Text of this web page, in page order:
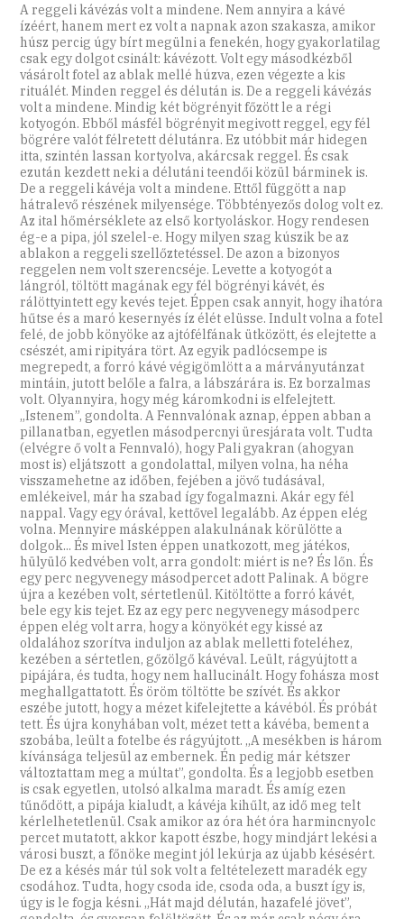
A reggeli kávézás volt a mindene. Nem annyira a kávé
ízéért, hanem mert ez volt a napnak azon szakasza, amikor
húsz percig úgy bírt megülni a fenekén, hogy gyakorlatilag
csak egy dolgot csinált: kávézott. Volt egy másodkézből
vásárolt fotel az ablak mellé húzva, ezen végezte a kis
rituálét. Minden reggel és délután is. De a reggeli kávézás
volt a mindene. Mindig két bögrényit főzött le a régi
kotyogón. Ebből másfél bögrényit megivott reggel, egy fél
bögrére valót félretett délutánra. Ez utóbbit már hidegen
itta, szintén lassan kortyolva, akárcsak reggel. És csak
ezután kezdett neki a délutáni teendői közül bárminek is.
De a reggeli kávéja volt a mindene. Ettől függött a nap
hátralevő részének milyensége. Többtényezős dolog volt ez.
Az ital hőmérséklete az első kortyoláskor. Hogy rendesen
ég-e a pipa, jól szelel-e. Hogy milyen szag kúszik be az
ablakon a reggeli szellőztetéssel. De azon a bizonyos
reggelen nem volt szerencséje. Levette a kotyogót a
lángról, töltött magának egy fél bögrényi kávét, és
rálöttyintett egy kevés tejet. Éppen csak annyit, hogy ihatóra
hűtse és a maró kesernyés íz élét elüsse. Indult volna a fotel
felé, de jobb könyöke az ajtófélfának ütközött, és elejtette a
csészét, ami ripityára tört. Az egyik padlócsempe is
megrepedt, a forró kávé végigömlött a a márványutánzat
mintáin, jutott belőle a falra, a lábszárára is. Ez borzalmas
volt. Olyannyira, hogy még káromkodni is elfelejtett.
„Istenem”, gondolta. A Fennvalónak aznap, éppen abban a
pillanatban, egyetlen másodpercnyi üresjárata volt. Tudta
(elvégre ő volt a Fennvaló), hogy Pali gyakran (ahogyan
most is) eljátszott a gondolattal, milyen volna, ha néha
visszamehetne az időben, fejében a jövő tudásával,
emlékeivel, már ha szabad így fogalmazni. Akár egy fél
nappal. Vagy egy órával, kettővel legalább. Az éppen elég
volna. Mennyire másképpen alakulnának körülötte a
dolgok... És mivel Isten éppen unatkozott, meg játékos,
hülyülő kedvében volt, arra gondolt: miért is ne? És lőn. És
egy perc negyvenegy másodpercet adott Palinak. A bögre
újra a kezében volt, sértetlenül. Kitöltötte a forró kávét,
bele egy kis tejet. Ez az egy perc negyvenegy másodperc
éppen elég volt arra, hogy a könyökét egy kissé az
oldalához szorítva induljon az ablak melletti foteléhez,
kezében a sértetlen, gőzölgő kávéval. Leült, rágyújtott a
pipájára, és tudta, hogy nem hallucinált. Hogy fohásza most
meghallgattatott. És öröm töltötte be szívét. És akkor
eszébe jutott, hogy a mézet kifelejtette a kávéból. És próbát
tett. És újra konyhában volt, mézet tett a kávéba, bement a
szobába, leült a fotelbe és rágyújtott. „A mesékben is három
kívánsága teljesül az embernek. Én pedig már kétszer
változtattam meg a múltat”, gondolta. És a legjobb esetben
is csak egyetlen, utolsó alkalma maradt. És amíg ezen
tűnődött, a pipája kialudt, a kávéja kihűlt, az idő meg telt
kérlelhetetlenül. Csak amikor az óra hét óra harmincnyolc
percet mutatott, akkor kapott észbe, hogy mindjárt lekési a
városi buszt, a főnöke megint jól lekúrja az újabb késésért.
De ez a késés már túl sok volt a feltételezett maradék egy
csodához. Tudta, hogy csoda ide, csoda oda, a buszt így is,
úgy is le fogja késni. „Hát majd délután, hazafelé jövet”,